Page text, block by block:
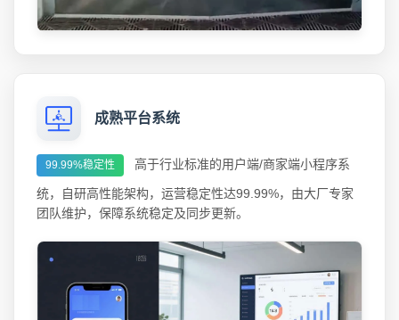
成熟平台系统
99.99%稳定性 高于行业标准的用户端/商家端小程序系
统，自研高性能架构，运营稳定性达99.99%，由大厂专家
团队维护，保障系统稳定及同步更新。